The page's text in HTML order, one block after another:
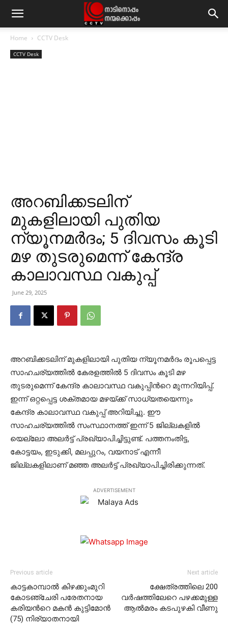
Home CCTV Desk
CCTV Desk
അറബിക്കടലിന്
മുകളിലായി പുതിയ
ന്യൂനമർദം; 5 ദിവസം കൂടി
മഴ തുടരുമെന്ന് കേന്ദ്ര
കാലാവസ്ഥ വകുപ്പ്
June 29, 2025
അറബിക്കടലിന് മുകളിലായി പുതിയ ന്യൂനമർദം രൂപപ്പെട്ട
സാഹചര്യത്തിൽ കേരളത്തിൽ 5 ദിവസം കൂടി മഴ
തുടരുമെന്ന് കേന്ദ്ര കാലാവസ്ഥ വകുപ്പിന്‍റെ മുന്നറിയിപ്പ്.
ഇന്ന് ഒറ്റപ്പെട്ട ശക്തമായ മഴയ്ക്ക് സാധ്യതയെന്നും
കേന്ദ്ര കാലാവസ്ഥ വകുപ്പ് അറിയിച്ചു. ഈ
സാഹചര്യത്തിൽ സംസ്ഥാനത്ത് ഇന്ന് 5 ജില്ലകളിൽ
യെല്ലോ അലർട്ട് പ്രഖ്യാപിച്ചിട്ടുണ്ട്. പത്തനംതിട്ട,
കോട്ടയം, ഇടുക്കി, മലപ്പുറം, വയനാട് എന്നീ
ജില്ലകളിലാണ് മഞ്ഞ അലർട്ട് പ്രഖ്യാപിച്ചിരിക്കുന്നത്.
ADVERTISEMENT
Previous article
കാട്ടകാമ്പാൽ കിഴക്കുംമുറി
കോടഞ്ചേരി പരേതനായ
കരിയൻറെ മകൻ കുട്ടിമോൻ
(75) നിര്യാതനായി
Next article
ക്ഷേത്രത്തിലെ 200
വര്‍ഷത്തിലേറെ പഴക്കമുള്ള
ആല്‍മരം കടപുഴകി വീണു